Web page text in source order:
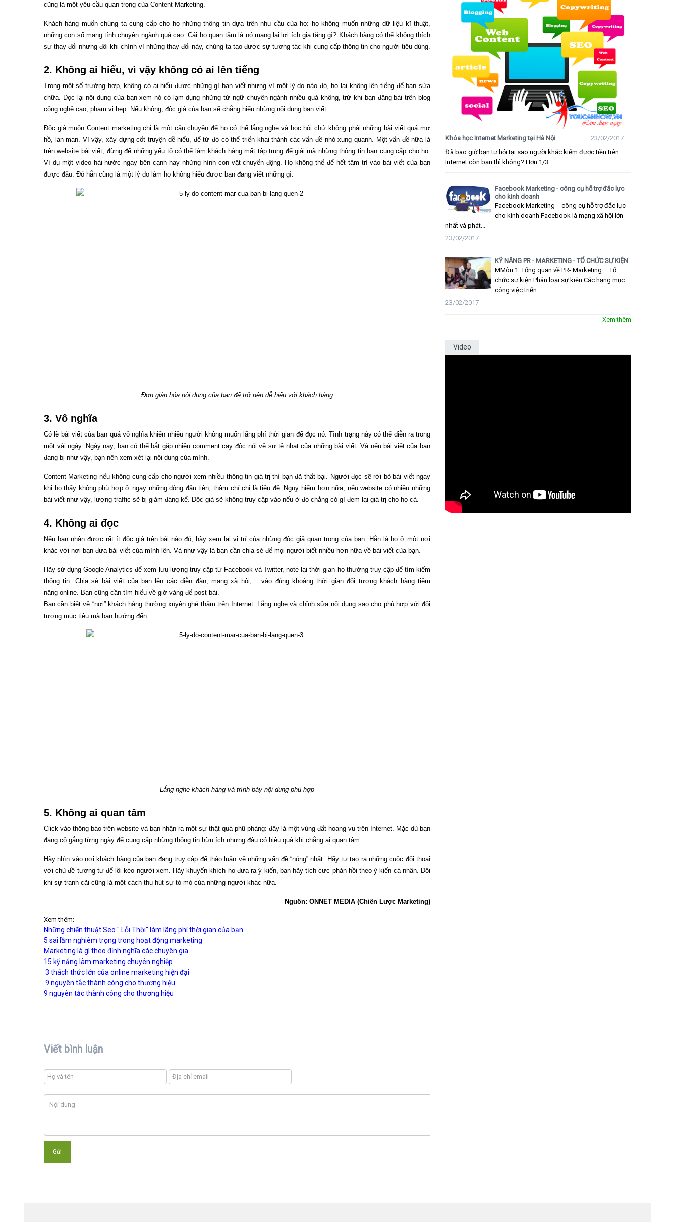
cũng là một yêu cầu quan trọng của Content Marketing.
Khách hàng muốn chúng ta cung cấp cho họ những thông tin dựa trên nhu cầu của họ: họ không muốn những dữ liệu kĩ thuật,
những con số mang tính chuyên ngành quá cao. Cái họ quan tâm là nó mang lại lợi ích gia tăng gì? Khách hàng có thể không thích
sự thay đổi nhưng đôi khi chính vì những thay đổi này, chúng ta tạo được sự tương tác khi cung cấp thông tin cho người tiêu dùng.
2. Không ai hiểu, vì vậy không có ai lên tiếng
Trong một số trường hợp, không có ai hiểu được những gì bạn viết nhưng vì một lý do nào đó, họ lại không lên tiếng để bạn sửa
chữa. Đọc lại nội dung của bạn xem nó có lạm dụng những từ ngữ chuyên ngành nhiều quá không, trừ khi bạn đăng bài trên blog
công nghệ cao, phạm vi hẹp. Nếu không, độc giả của bạn sẽ chẳng hiểu những nội dung bạn viết.
Độc giả muốn Content marketing chỉ là một câu chuyện để họ có thể lắng nghe và học hỏi chứ không phải những bài viết quá mơ
hồ, lan man. Vì vậy, xây dựng cốt truyện dễ hiểu, để từ đó có thể triển khai thành các vấn đề nhỏ xung quanh. Một vấn đề nữa là
trên website bài viết, đừng để những yếu tố có thể làm khách hàng mất tập trung để giải mã những thông tin bạn cung cấp cho họ.
Ví dụ một video hài hước ngay bên cạnh hay những hình con vật chuyển động. Họ không thể để hết tâm trí vào bài viết của bạn
được đâu. Đó hẳn cũng là một lý do làm họ không hiểu được bạn đang viết những gì.
Đơn giản hóa nội dung của bạn để trở nên dễ hiểu với khách hàng
3. Vô nghĩa
Có lẽ bài viết của bạn quá vô nghĩa khiến nhiều người không muốn lãng phí thời gian để đọc nó. Tình trạng này có thể diễn ra trong
một vài ngày. Ngày nay, bạn có thể bắt gặp nhiều comment cay độc nói về sự tẻ nhạt của những bài viết. Và nếu bài viết của bạn
đang bị như vậy, bạn nên xem xét lại nội dung của mình.
Content Marketing nếu không cung cấp cho người xem nhiều thông tin giá trị thì bạn đã thất bại. Người đọc sẽ rời bỏ bài viết ngay
khi họ thấy không phù hợp ở ngay những dòng đầu tiên, thậm chí chỉ là tiêu đề. Nguy hiểm hơn nữa, nếu website có nhiều những
bài viết như vậy, lượng traffic sẽ bị giảm đáng kể. Độc giả sẽ không truy cập vào nếu ở đó chẳng có gì đem lại giá trị cho họ cả.
4. Không ai đọc
Nếu bạn nhận được rất ít độc giả trên bài nào đó, hãy xem lại vị trí của những độc giả quan trọng của bạn. Hẳn là họ ở một nơi
khác với nơi bạn đưa bài viết của mình lên. Và như vậy là bạn cần chia sẻ để mọi người biết nhiều hơn nữa về bài viết của bạn.
Hãy sử dụng Google Analytics để xem lưu lượng truy cập từ Facebook và Twitter, note lại thời gian họ thường truy cập để tìm kiếm
thông tin. Chia sẻ bài viết của bạn lên các diễn đàn, mạng xã hội,… vào đúng khoảng thời gian đối tượng khách hàng tiềm
năng online. Bạn cũng cần tìm hiểu về giờ vàng để post bài.
Bạn cần biết về “nơi” khách hàng thường xuyên ghé thăm trên Internet. Lắng nghe và chỉnh sửa nội dung sao cho phù hợp với đối
tượng mục tiêu mà bạn hướng đến.
Lắng nghe khách hàng và trình bày nội dung phù hợp
5. Không ai quan tâm
Click vào thông báo trên website và bạn nhận ra một sự thật quá phũ phàng: đây là một vùng đất hoang vu trên Internet. Mặc dù bạn
đang cố gắng từng ngày để cung cấp những thông tin hữu ích nhưng đâu có hiệu quả khi chẳng ai quan tâm.
Hãy nhìn vào nơi khách hàng của bạn đang truy cập để thảo luận về những vấn đề “nóng” nhất. Hãy tự tạo ra những cuộc đối thoại
với chủ đề tương tự để lôi kéo người xem. Hãy khuyến khích họ đưa ra ý kiến, bạn hãy tích cực phản hồi theo ý kiến cá nhân. Đôi
khi sự tranh cãi cũng là một cách thu hút sự tò mò của những người khác nữa.
Nguồn: ONNET MEDIA (Chiến Lược Marketing)
Xem thêm:
Những chiến thuật Seo " Lỗi Thời" làm lãng phí thời gian của bạn
5 sai lầm nghiêm trọng trong hoạt động marketing
Marketing là gì theo định nghĩa các chuyên gia
15 kỹ năng làm marketing chuyên nghiệp
3 thách thức lớn của online marketing hiện đại
9 nguyên tắc thành công cho thương hiệu
9 nguyên tắc thành công cho thương hiệu
Viết bình luận
Khóa học Internet Marketing tại Hà Nội
23/02/2017
Đã bao giờ bạn tự hỏi tại sao người khác kiếm được tiền trên
Internet còn bạn thì không? Hơn 1/3...
Facebook Marketing - công cụ hỗ trợ đắc lực
cho kinh doanh
Facebook Marketing - công cụ hỗ trợ đắc lực
cho kinh doanh Facebook là mạng xã hội lớn
nhất và phát...
23/02/2017
KỸ NĂNG PR - MARKETING - TỔ CHỨC SỰ KIỆN
MMôn 1: Tổng quan về PR- Marketing – Tổ
chức sự kiện Phân loại sự kiện Các hạng mục
công việc triển...
23/02/2017
Xem thêm
Video